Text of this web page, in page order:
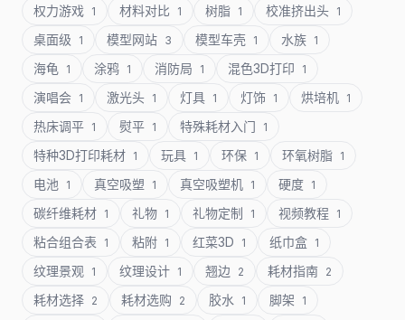
权力游戏 1 材料对比 1 树脂 1 校准挤出头 1
桌面级 1 模型网站 3 模型车壳 1 水族 1
海龟 1 涂鸦 1 消防局 1 混色3D打印 1
演唱会 1 激光头 1 灯具 1 灯饰 1 烘培机 1
热床调平 1 熨平 1 特殊耗材入门 1
特种3D打印耗材 1 玩具 1 环保 1 环氧树脂 1
电池 1 真空吸塑 1 真空吸塑机 1 硬度 1
碳纤维耗材 1 礼物 1 礼物定制 1 视频教程 1
粘合组合表 1 粘附 1 红菜3D 1 纸巾盒 1
纹理景观 1 纹理设计 1 翘边 2 耗材指南 2
耗材选择 2 耗材选购 2 胶水 1 脚架 1